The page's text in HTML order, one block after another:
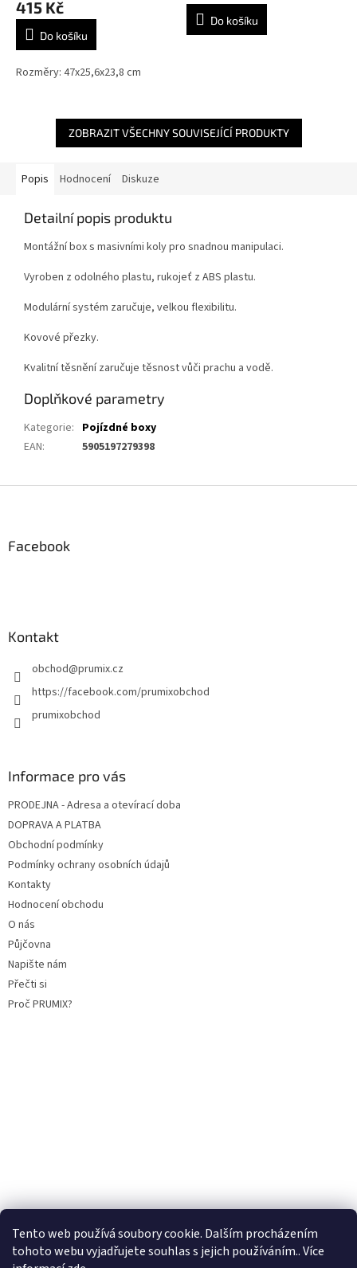
Tento web používá soubory cookie. Dalším procházením
tohoto webu vyjadřujete souhlas s jejich používáním.. Více
415 Kč
Do košíku
Rozměry: 47x25,6x23,8 cm
Do košíku
ZOBRAZIT VŠECHNY SOUVISEJÍCÍ PRODUKTY
Popis Hodnocení Diskuze
Detailní popis produktu
Montážní box s masivními koly pro snadnou manipulaci.
Vyroben z odolného plastu, rukojeť z ABS plastu.
Modulární systém zaručuje, velkou flexibilitu.
Kovové přezky.
Kvalitní těsnění zaručuje těsnost vůči prachu a vodě.
Doplňkové parametry
Kategorie: Pojízdné boxy
EAN: 5905197279398
Facebook
Kontakt
obchod@prumix.cz
https://facebook.com/prumixobchod
prumixobchod
Informace pro vás
PRODEJNA - Adresa a otevírací doba
DOPRAVA A PLATBA
Obchodní podmínky
Podmínky ochrany osobních údajů
Kontakty
Hodnocení obchodu
O nás
Půjčovna
Napište nám
Přečti si
Proč PRUMIX?